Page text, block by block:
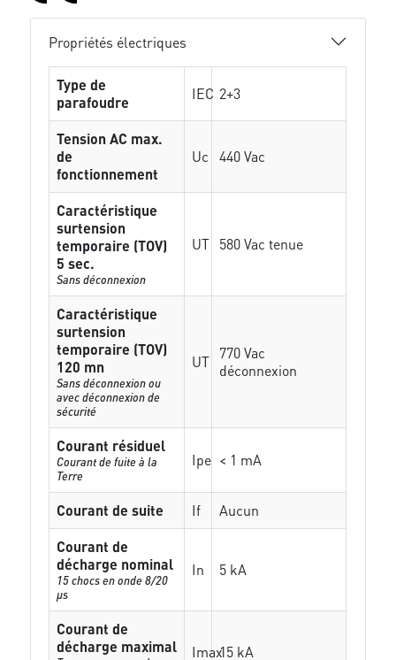
Propriétés électriques
Type de
parafoudre
IEC 2+3
Tension AC max.
de
fonctionnement
Uc 440 Vac
Caractéristique
surtension
temporaire (TOV)
5 sec.
Sans déconnexion
UT 580 Vac tenue
Caractéristique
surtension
temporaire (TOV)
120 mn
Sans déconnexion ou
avec déconnexion de
sécurité
UT 770 Vac
déconnexion
Courant résiduel
Courant de fuite à la
Terre
Ipe < 1 mA
Courant de suite If
Aucun
Courant de
décharge nominal
15 chocs en onde 8/20
µs
In 5 kA
Courant de
décharge maximal
Imax15 kA